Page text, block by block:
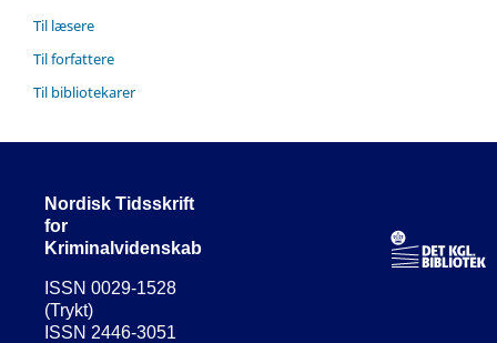
Til læsere
Til forfattere
Til bibliotekarer
Nordisk Tidsskrift
for
Kriminalvidenskab
ISSN 0029-1528
(Trykt)
ISSN 2446-3051